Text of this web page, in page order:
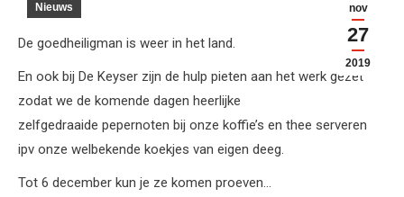
nov
27
2019
Nieuws
De goedheiligman is weer in het land.
En ook bij De Keyser zijn de hulp pieten aan het werk gezet
zodat we de komende dagen heerlijke
zelfgedraaide pepernoten bij onze koffie’s en thee serveren
ipv onze welbekende koekjes van eigen deeg.
Tot 6 december kun je ze komen proeven…